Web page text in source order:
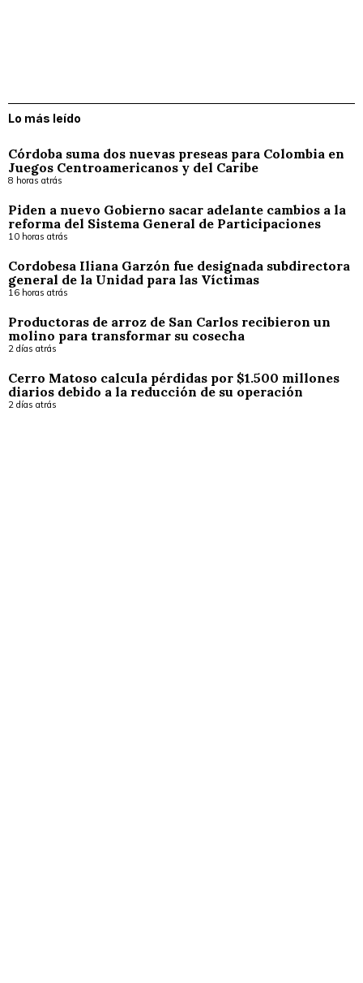
Lo más leído
Córdoba suma dos nuevas preseas para Colombia en
Juegos Centroamericanos y del Caribe
8 horas atrás
Piden a nuevo Gobierno sacar adelante cambios a la
reforma del Sistema General de Participaciones
10 horas atrás
Cordobesa Iliana Garzón fue designada subdirectora
general de la Unidad para las Víctimas
16 horas atrás
Productoras de arroz de San Carlos recibieron un
molino para transformar su cosecha
2 días atrás
Cerro Matoso calcula pérdidas por $1.500 millones
diarios debido a la reducción de su operación
2 días atrás